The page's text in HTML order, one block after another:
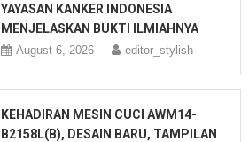
YAYASAN KANKER INDONESIA
MENJELASKAN BUKTI ILMIAHNYA
August 6, 2026 editor_stylish
KEHADIRAN MESIN CUCI AWM14-
B2158L(B), DESAIN BARU, TAMPILAN